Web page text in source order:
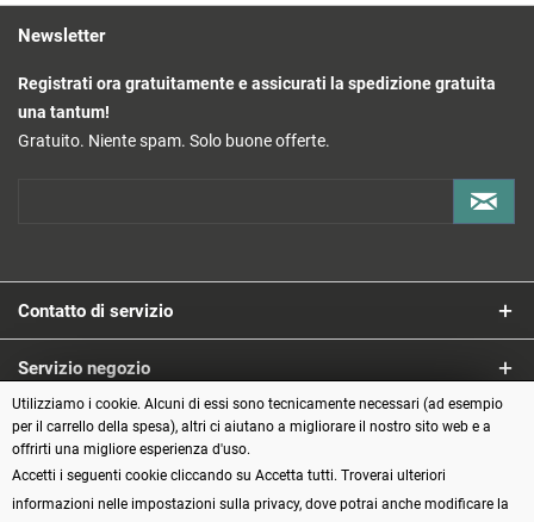
Newsletter
Registrati ora gratuitamente e assicurati la spedizione gratuita
una tantum!
Gratuito. Niente spam. Solo buone offerte.
Contatto di servizio
Servizio negozio
Informazioni
Metodi di pagamento
Utilizziamo i cookie. Alcuni di essi sono tecnicamente necessari (ad esempio
per il carrello della spesa), altri ci aiutano a migliorare il nostro sito web e a
offrirti una migliore esperienza d'uso.
Accetti i seguenti cookie cliccando su Accetta tutti. Troverai ulteriori
informazioni nelle impostazioni sulla privacy, dove potrai anche modificare la